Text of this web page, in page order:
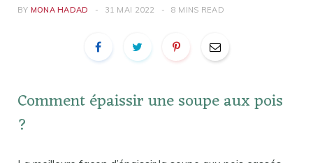
BY MONA HADAD 31 MAI 2022 8 MINS READ
Comment épaissir une soupe aux pois
?